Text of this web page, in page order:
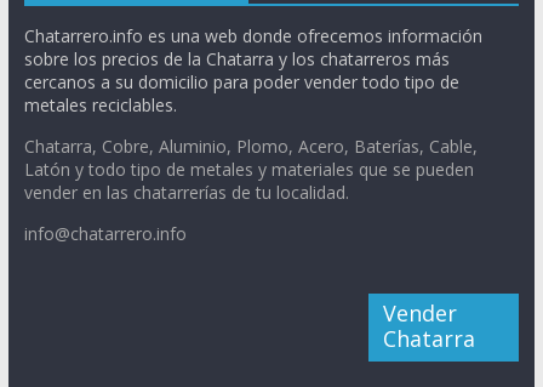
Chatarrero.info es una web donde ofrecemos información
sobre los precios de la Chatarra y los chatarreros más
cercanos a su domicilio para poder vender todo tipo de
metales reciclables.
Chatarra, Cobre, Aluminio, Plomo, Acero, Baterías, Cable,
Latón y todo tipo de metales y materiales que se pueden
vender en las chatarrerías de tu localidad.
info@chatarrero.info
Vender
Chatarra